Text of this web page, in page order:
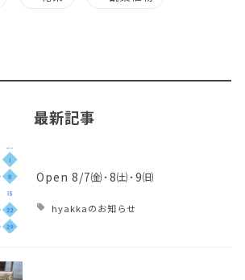
最新記事
Open 8/7㈮･8㈯･9㈰
hyakkaのお知らせ